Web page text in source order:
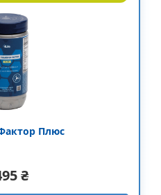
Плюс
₴